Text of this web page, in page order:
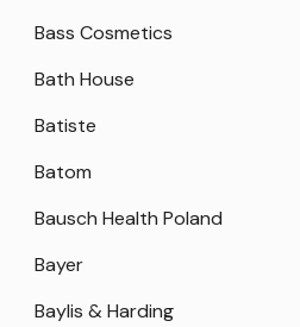
Bass Cosmetics
Bath House
Batiste
Batom
Bausch Health Poland
Bayer
Baylis & Harding